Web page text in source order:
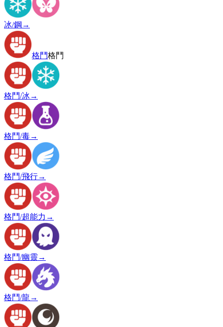
冰/鋼 →
格鬥格鬥
格鬥/冰 →
格鬥/毒→
格鬥/飛行→
格鬥/超能力 →
格鬥/幽靈 →
格鬥/龍 →